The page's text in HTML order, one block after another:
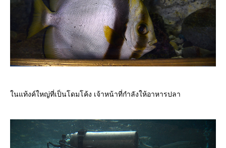
นแท้งค์ใหญ่ที่เป็นโดมโค้ง เจ้าหน้าที่กำลังให้อาหารปลา